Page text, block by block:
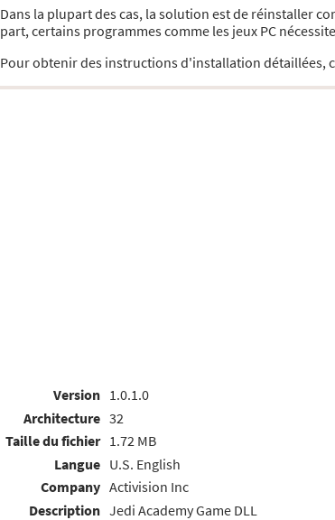
Dans la plupart des cas, la solution est de réinstaller
part, certains programmes comme les jeux PC
Pour obtenir des instructions d'installation détaillées,
Version
Architecture
Taille du fichier
Langue
Company
Description
1.0.1.0
32
1.72 MB
U.S. English
Activision Inc
Jedi Academy Game DLL